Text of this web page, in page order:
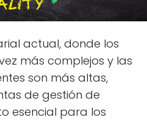
actual, donde los
más complejos y las
son más altas,
de gestión de
esencial para los